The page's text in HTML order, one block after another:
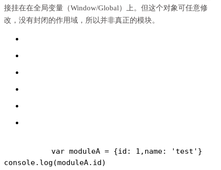
接挂在在全局变量（Window/Global）上。但这个对象可任意修
改，没有封闭的作用域，所以并非真正的模块。
var moduleA = {id: 1, name: 'test' }
console.log(moduleA.id)